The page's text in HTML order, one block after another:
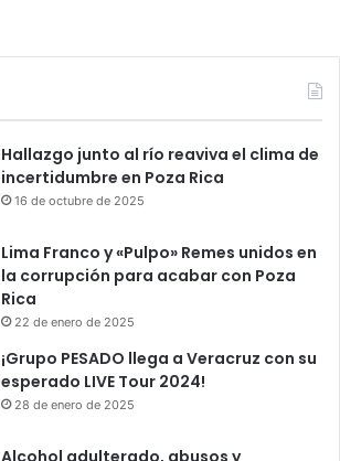
Hallazgo junto al río reaviva el clima de
incertidumbre en Poza Rica
16 de octubre de 2025
Lima Franco y «Pulpo» Remes unidos en
la corrupción para acabar con Poza
Rica
22 de enero de 2025
¡Grupo PESADO llega a Veracruz con su
esperado LIVE Tour 2024!
28 de enero de 2025
Alcohol adulterado, abusos y